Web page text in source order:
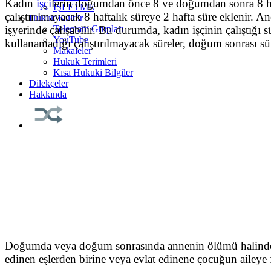
İŞLETME
Hukuk Kültür
Telegram Grupları
YouTube
Makaleler
Hukuk Terimleri
Kısa Hukuki Bilgiler
Dilekçeler
Hakkında
Kadın işçilerin doğumdan önce 8 ve doğumdan sonra 8
çalıştırılmayacak 8 haftalık süreye 2 hafta süre
işyerinde çalışabilir. Bu durumda, kadın işçinin
kullanamadığı çalıştırılmayacak süreler, doğum sonrası
Doğumda veya doğum sonrasında annenin ölümü
edinen eşlerden birine veya evlat edinene çocuğun